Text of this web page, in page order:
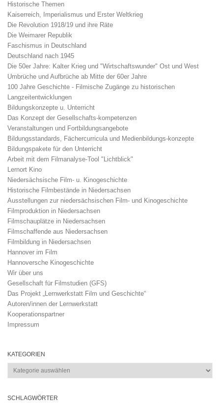
Historische Themen
Kaiserreich, Imperialismus und Erster Weltkrieg
Die Revolution 1918/19 und ihre Räte
Die Weimarer Republik
Faschismus in Deutschland
Deutschland nach 1945
Die 50er Jahre: Kalter Krieg und "Wirtschaftswunder" Ost und West
Umbrüche und Aufbrüche ab Mitte der 60er Jahre
100 Jahre Geschichte - Filmische Zugänge zu historischen
Langzeitentwicklungen
Bildungskonzepte u. Unterricht
Das Konzept der Gesellschafts-kompetenzen
Veranstaltungen und Fortbildungsangebote
Bildungsstandards, Fächercurricula und Medienbildungs-konzepte
Bildungspakete für den Unterricht
Arbeit mit dem Filmanalyse-Tool "Lichtblick"
Lernort Kino
Niedersächsische Film- u. Kinogeschichte
Historische Filmbestände in Niedersachsen
Ausstellungen zur niedersächsischen Film- und Kinogeschichte
Filmproduktion in Niedersachsen
Filmschauplätze in Niedersachsen
Filmschaffende aus Niedersachsen
Filmbildung in Niedersachsen
Hannover im Film
Hannoversche Kinogeschichte
Wir über uns
Gesellschaft für Filmstudien (GFS)
Das Projekt „Lernwerkstatt Film und Geschichte“
Autoren/innen der Lernwerkstatt
Kooperationspartner
Impressum
KATEGORIEN
Kategorien
SCHLAGWÖRTER